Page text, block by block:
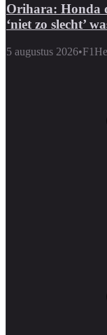
Orihara: Honda
‘niet zo slecht’
5 augustus 2026•